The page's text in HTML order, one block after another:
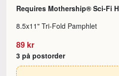
Requires Mothership® Sci-Fi
8.5x11" Tri-Fold Pamphlet
89 kr
3 på postorder